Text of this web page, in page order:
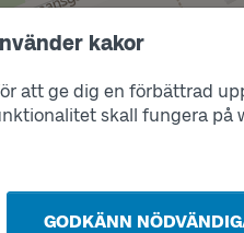
kakor
att ge dig en förbättrad
skall fungera på
GODKÄNN